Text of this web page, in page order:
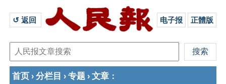
↺ 返回 电子报 正體版
首页 › 分栏目 › 专题 › 文章 ：